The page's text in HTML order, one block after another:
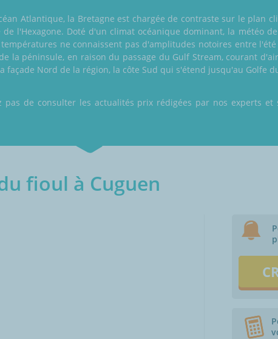
Atlantique, la Bretagne est chargée de contraste sur le plan
l'Hexagone. Doté d'un climat océanique dominant, la météo
ne connaissent pas d'amplitudes notoires entre
la péninsule, en raison du passage du Gulf Stream, courant
façade Nord de la région, la côte Sud qui s'étend jusqu'au Golfe
pas de consulter les actualités prix rédigées par nos experts et
fioul à Cuguen